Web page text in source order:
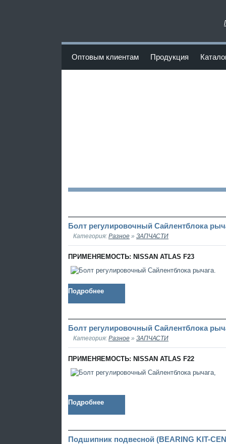
Оптовым клиентам Продукция
Болт регулировочный Сайлентблока
Категория: Разное » ЗАПЧАСТИ
ПРИМЕНЯЕМОСТЬ: NISSAN ATLAS F23
Подробнее
Болт регулировочный Сайлентблока
Категория: Разное » ЗАПЧАСТИ
ПРИМЕНЯЕМОСТЬ: NISSAN ATLAS F22
Подробнее
Подшипник подвесной (BEARING KIT-